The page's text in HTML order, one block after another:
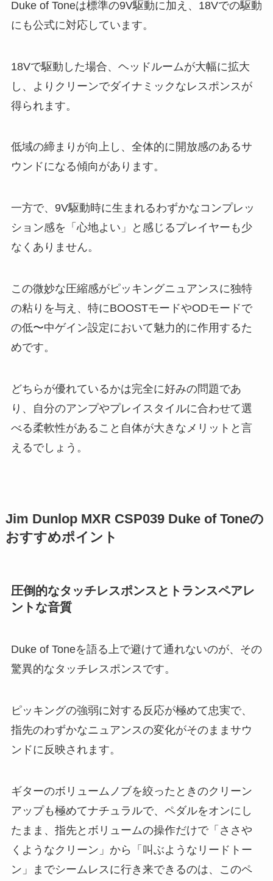
Duke of Toneは標準の9V駆動に加え、18Vでの駆動
にも公式に対応しています。
18Vで駆動した場合、ヘッドルームが大幅に拡大
し、よりクリーンでダイナミックなレスポンスが
得られます。
低域の締まりが向上し、全体的に開放感のあるサ
ウンドになる傾向があります。
一方で、9V駆動時に生まれるわずかなコンプレッ
ション感を「心地よい」と感じるプレイヤーも少
なくありません。
この微妙な圧縮感がピッキングニュアンスに独特
の粘りを与え、特にBOOSTモードやODモードで
の低〜中ゲイン設定において魅力的に作用するた
めです。
どちらが優れているかは完全に好みの問題であ
り、自分のアンプやプレイスタイルに合わせて選
べる柔軟性があること自体が大きなメリットと言
えるでしょう。
Jim Dunlop MXR CSP039 Duke of Toneの
おすすめポイント
圧倒的なタッチレスポンスとトランスペアレ
ントな音質
Duke of Toneを語る上で避けて通れないのが、その
驚異的なタッチレスポンスです。
ピッキングの強弱に対する反応が極めて忠実で、
指先のわずかなニュアンスの変化がそのままサウ
ンドに反映されます。
ギターのボリュームノブを絞ったときのクリーン
アップも極めてナチュラルで、ペダルをオンにし
たまま、指先とボリュームの操作だけで「ささや
くようなクリーン」から「叫ぶようなリードトー
ン」までシームレスに行き来できるのは、このペ